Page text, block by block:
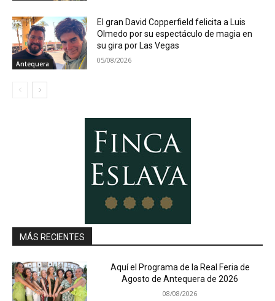
Antequera
El gran David Copperfield felicita a Luis
Olmedo por su espectáculo de magia en
su gira por Las Vegas
05/08/2026
MÁS RECIENTES
Aquí el Programa de la Real Feria de
Agosto de Antequera de 2026
08/08/2026